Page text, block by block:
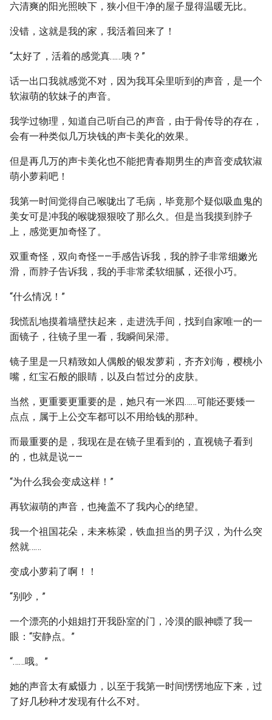
六清爽的阳光照映下，狭小但干净的屋子显得温暖无比。
没错，这就是我的家，我活着回来了！
“太好了，活着的感觉真……咦？”
话一出口我就感觉不对，因为我耳朵里听到的声音，是一个
软淑萌的软妹子的声音。
我学过物理，知道自己听自己的声音，由于骨传导的存在，
会有一种类似几万块钱的声卡美化的效果。
但是再几万的声卡美化也不能把青春期男生的声音变成软淑
萌小萝莉吧！
我第一时间觉得自己喉咙出了毛病，毕竟那个疑似吸血鬼的
美女可是冲我的喉咙狠狠咬了那么久。但是当我摸到脖子
上，感觉更加奇怪了。
双重奇怪，双向奇怪——手感告诉我，我的脖子非常细嫩光
滑，而脖子告诉我，我的手非常柔软细腻，还很小巧。
“什么情况！”
我慌乱地摸着墙壁扶起来，走进洗手间，找到自家唯一的一
面镜子，往镜子里一看，我瞬间呆滞。
镜子里是一只精致如人偶般的银发萝莉，齐齐刘海，樱桃小
嘴，红宝石般的眼睛，以及白皙过分的皮肤。
当然，更重要更重要的是，她只有一米四……可能还要矮一
点点，属于上公交车都可以不用给钱的那种。
而最重要的是，我现在是在镜子里看到的，直视镜子看到
的，也就是说——
“为什么我会变成这样！”
再软淑萌的声音，也掩盖不了我内心的绝望。
我一个祖国花朵，未来栋梁，铁血担当的男子汉，为什么突
然就……
变成小萝莉了啊！！
“别吵，”
一个漂亮的小姐姐打开我卧室的门，冷漠的眼神瞟了我一
眼：“安静点。”
“……哦。”
她的声音太有威慑力，以至于我第一时间愣愣地应下来，过
了好几秒种才发现有什么不对。